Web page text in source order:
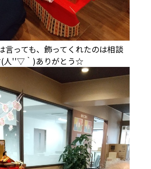
言っても、飾ってくれたのは相談
(人''▽｀)ありがとう☆